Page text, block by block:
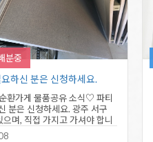
분중
하신 분은 신청하세요.
환가게 물품공유 소식♡ 파티
분은 신청하세요. 광주 서구
며, 직접 가지고 가셔야 합니
접수만…